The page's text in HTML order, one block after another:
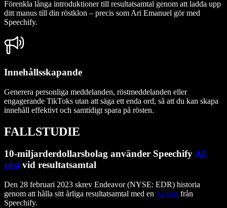
Förenkla långa introduktioner till resultatsamtal genom att ladda upp
ditt manus till din röstklon – precis som Ari Emanuel gör med
Speechify.
Innehållsskapande
Generera personliga meddelanden, röstmeddelanden eller
engagerande TikToks utan att säga ett enda ord, så att du kan skapa
innehåll effektivt och samtidigt spara på rösten.
FALLSTUDIE
10-miljarderdollarsbolag använder SpeechifyAI-
röstvid resultatsamtal
Den 28 februari 2023 skrev Endeavor (NYSE: EDR) historia
genom att hålla sitt årliga resultatsamtal med en AI-röst från
Speechify.